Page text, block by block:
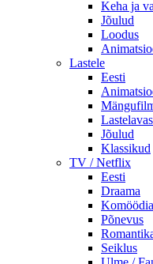
Keha ja
Jõulud
Loodus
Lastele
Eesti
Jõulud
Klassikud
TV / Netflix
Eesti
Draama
Komöödia
Põnevus
Seiklus